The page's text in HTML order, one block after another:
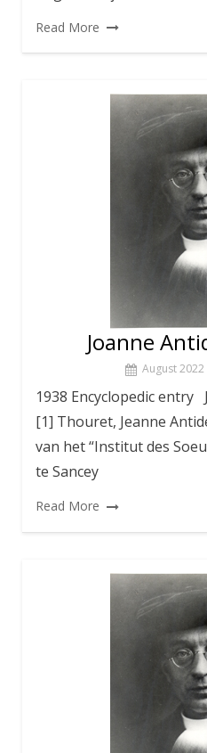
Read More
Joanne
August 2022
1938 Encyclopedic
[1] Thouret, Jeanne
van het “Institut des
te Sancey
Read More